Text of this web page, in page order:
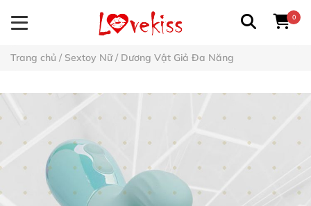
0
Trang chủ / Sextoy Nữ/ Dương Vật Giả Đa Năng